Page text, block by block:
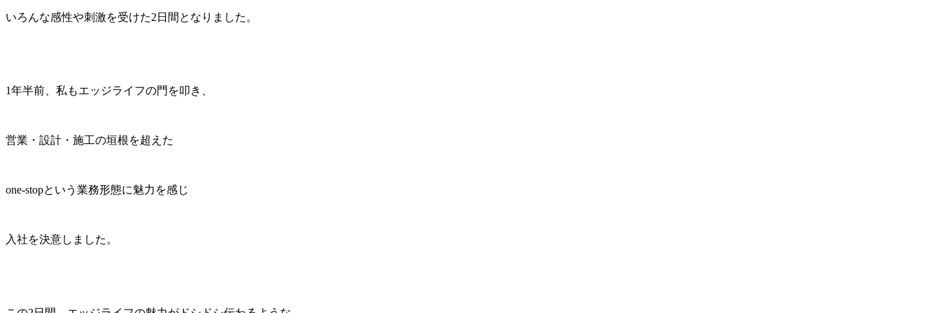
いろんな感性や刺激を受けた2日間となりました。
1年半前、私もエッジライフの門を叩き、
営業・設計・施工の垣根を超えた
one‐stopという業務形態に魅力を感じ
入社を決意しました。